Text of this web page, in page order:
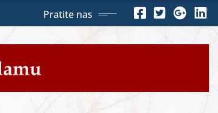
Pratite nas